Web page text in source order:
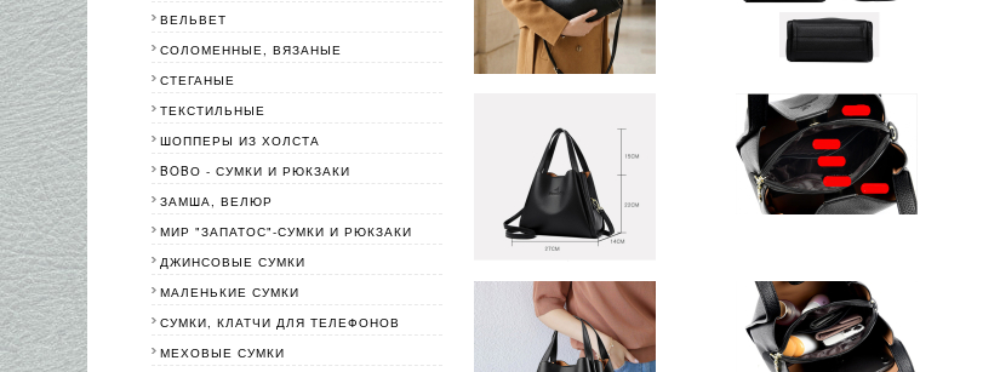
ВЕЛЬВЕТ
СОЛОМЕННЫЕ, ВЯЗАНЫЕ
СТЕГАНЫЕ
ТЕКСТИЛЬНЫЕ
ШОППЕРЫ ИЗ ХОЛСТА
BOBО - СУМКИ И РЮКЗАКИ
ЗАМША, ВЕЛЮР
МИР "ЗАПАТОС"-СУМКИ И РЮКЗАКИ
ДЖИНСОВЫЕ СУМКИ
МАЛЕНЬКИЕ СУМКИ
СУМКИ, КЛАТЧИ ДЛЯ ТЕЛЕФОНОВ
МЕХОВЫЕ СУМКИ